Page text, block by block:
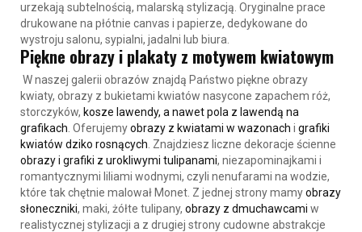
urzekają subtelnością, malarską stylizacją. Oryginalne prace
drukowane na płótnie canvas i papierze, dedykowane do
wystroju salonu, sypialni, jadalni lub biura.
Piękne obrazy i plakaty z motywem kwiatowym
W naszej galerii obrazów znajdą Państwo piękne obrazy
kwiaty, obrazy z bukietami kwiatów nasycone zapachem róż,
storczyków, kosze lawendy, a nawet pola z lawendą na
grafikach . Oferujemyobrazy z kwiatami w wazonach i grafiki
kwiatów dziko rosnących . Znajdziesz liczne dekoracje ścienne
obrazy i grafiki z urokliwymi tulipanami, niezapominajkami i
romantycznymi liliami wodnymi, czyli nenufarami na wodzie,
które tak chętnie malował Monet. Z jednej strony mamyobrazy
słoneczniki, maki, żółte tulipany, obrazy z dmuchawcami w
realistycznej stylizacji a z drugiej strony cudowne abstrakcje